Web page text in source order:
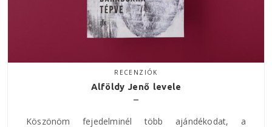
RECENZIÓK
Alföldy Jenő levele
Köszönöm fejedelminél több ajándékodat, a